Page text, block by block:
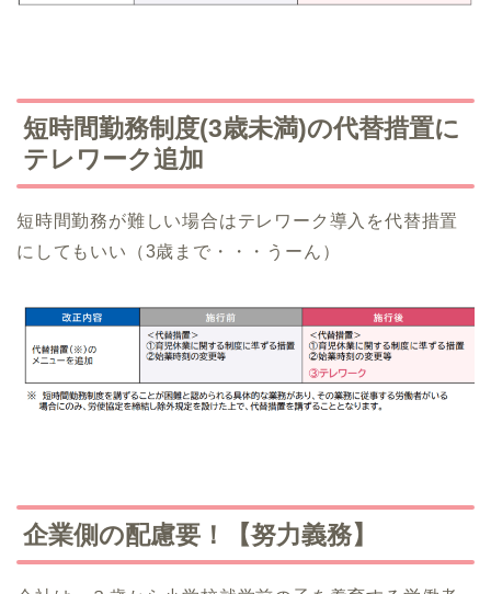
短時間勤務制度(3歳未満)の代替措置に
テレワーク追加
短時間勤務が難しい場合はテレワーク導入を代替措置
にしてもいい（3歳まで・・・うーん）
企業側の配慮要！【努力義務】